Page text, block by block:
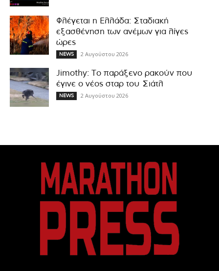
Φλέγεται η Ελλάδα: Σταδιακή
εξασθένηση των ανέμων για λίγες
ώρες
NEWS 2 Αυγούστου 2026
Jimothy: Το παράξενο ρακούν που
έγινε ο νέος σταρ του Σιάτλ
NEWS 2 Αυγούστου 2026